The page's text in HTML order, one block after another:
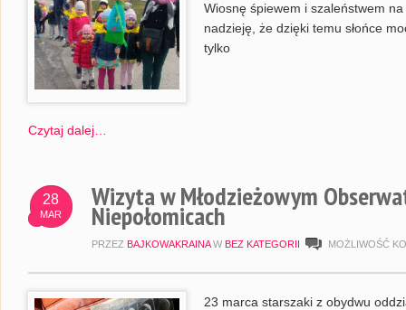
Wiosnę śpiewem i szaleństwem
nadzieję, że dzięki temu słońce
tylko
Czytaj dalej…
28
MAR
Wizyta w Młodzieżowym
Niepołomicach
PRZEZ BAJKOWAKRAINA W BEZ KATEGORII MOŻLIWOŚĆ
23 marca starszaki z obydwu